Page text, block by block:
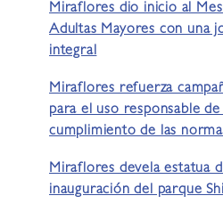
Miraflores dio inicio al Mes
Adultas Mayores con una
integral
Miraflores refuerza
para el uso responsable
cumplimiento de las
Miraflores devela estatua
inauguración del parque